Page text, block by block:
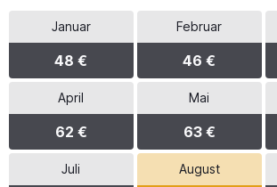
Januar
48 €
Februar
46 €
April
62 €
Mai
63 €
Juli August